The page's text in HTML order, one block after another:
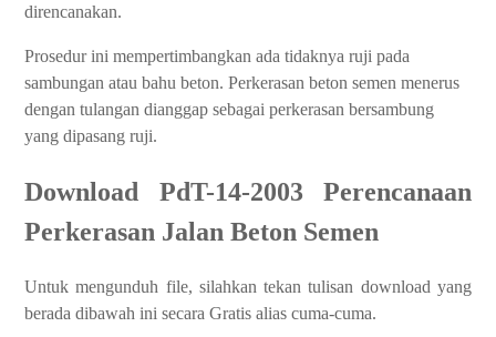
direncanakan.
Prosedur ini mempertimbangkan ada tidaknya ruji pada
sambungan atau bahu beton. Perkerasan beton semen menerus
dengan tulangan dianggap sebagai perkerasan bersambung
yang dipasang ruji.
Download PdT-14-2003 Perencanaan
Perkerasan Jalan Beton Semen
Untuk mengunduh file, silahkan tekan tulisan download yang
berada dibawah ini secara Gratis alias cuma-cuma.